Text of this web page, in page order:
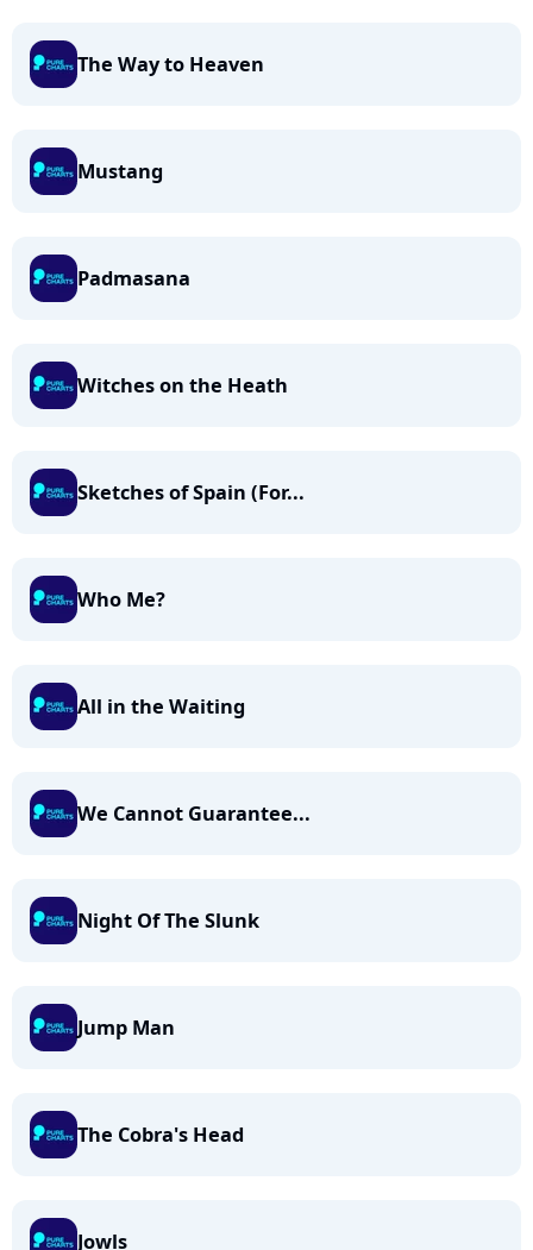
The Way to Heaven
Mustang
Padmasana
Witches on the Heath
Sketches of Spain (For...
Who Me?
All in the Waiting
We Cannot Guarantee...
Night Of The Slunk
Jump Man
The Cobra's Head
Jowls